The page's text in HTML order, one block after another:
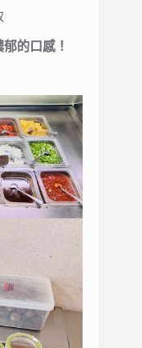
的口感！